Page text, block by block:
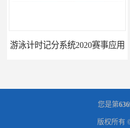
游泳计时系统赛事2020新研发
您是第
版权所有